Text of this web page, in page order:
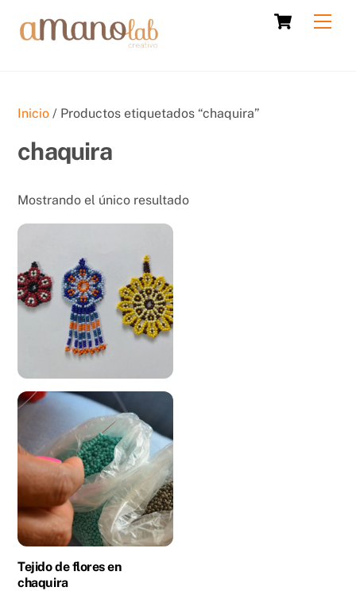
Cart
Inicio / Productos etiquetados “chaquira”
chaquira
Mostrando el único resultado
Tejido de flores en
chaquira